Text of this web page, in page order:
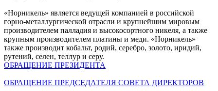
«Норникель» является ведущей компанией в российской
горно-металлургической отрасли и крупнейшим мировым
производителем палладия и высокосортного никеля, а также
крупным производителем платины и меди. «Норникель»
также производит кобальт, родий, серебро, золото, иридий,
рутений, селен, теллур и серу.
ОБРАЩЕНИЕ ПРЕЗИДЕНТА
ОБРАЩЕНИЕ ПРЕДСЕДАТЕЛЯ СОВЕТА ДИРЕКТОРОВ